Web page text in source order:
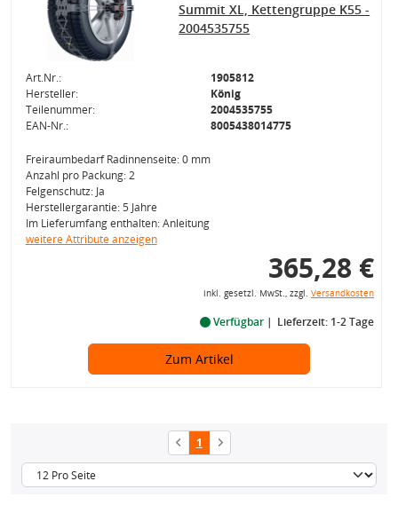
Summit XL, Kettengruppe K55 -
2004535755
Art.Nr.:
1905812
Hersteller:
König
Teilenummer:
2004535755
EAN-Nr.:
8005438014775
Freiraumbedarf Radinnenseite: 0 mm
Anzahl pro Packung: 2
Felgenschutz: Ja
Herstellergarantie: 5 Jahre
Im Lieferumfang enthalten: Anleitung
weitere Attribute anzeigen
365,28 €
inkl. gesetzl. MwSt., zzgl. Versandkosten
Verfügbar Lieferzeit: 1-2 Tage
Zum Artikel
1